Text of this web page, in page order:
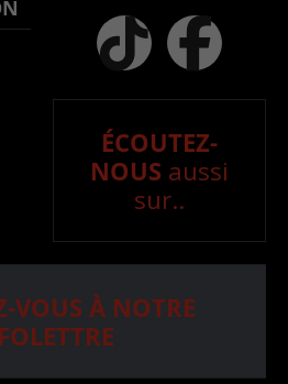
ÉCOUTEZ-
NOUS aussi
sur..
VOUS À NOTRE